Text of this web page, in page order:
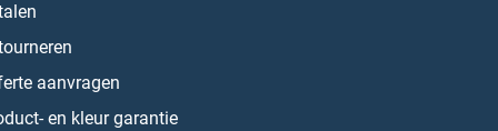
aanvragen
en kleur garantie